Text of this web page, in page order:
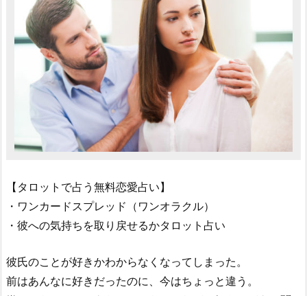
【タロットで占う無料恋愛占い】
・ワンカードスプレッド（ワンオラクル）
・彼への気持ちを取り戻せるかタロット占い
彼氏のことが好きかわからなくなってしまった。
前はあんなに好きだったのに、今はちょっと違う。